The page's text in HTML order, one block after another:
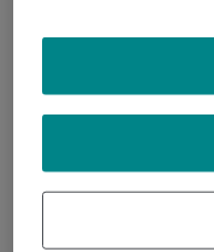
CENTROS DE
Centros de salud área
PACIENTES Y